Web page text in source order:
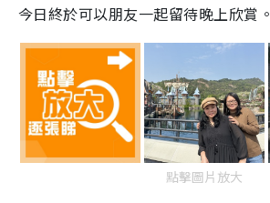
今日終於可以朋友一起留待晚上欣賞。
點擊圖片放大